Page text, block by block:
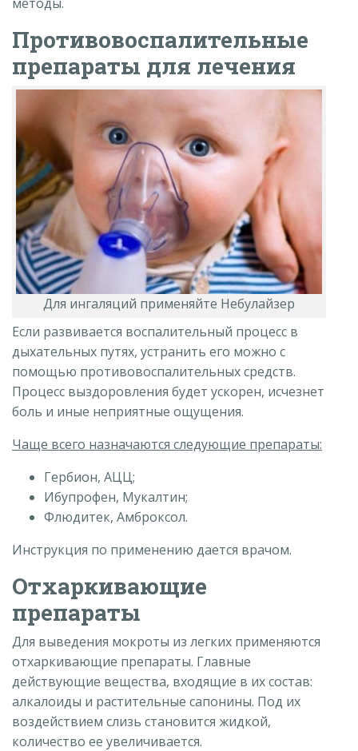
Противовоспалительные
препараты для лечения
Для ингаляций применяйте Небулайзер
Если развивается воспалительный процесс в
дыхательных путях, устранить его можно с
помощью противовоспалительных средств.
Процесс выздоровления будет ускорен, исчезнет
боль и иные неприятные ощущения.
Чаще всего назначаются следующие препараты:
Гербион, АЦЦ;
Ибупрофен, Мукалтин;
Флюдитек, Амброксол.
Инструкция по применению дается врачом.
Отхаркивающие
препараты
Для выведения мокроты из легких применяются
отхаркивающие препараты. Главные
действующие вещества, входящие в их состав:
алкалоиды и растительные сапонины. Под их
воздействием слизь становится жидкой,
количество ее увеличивается.